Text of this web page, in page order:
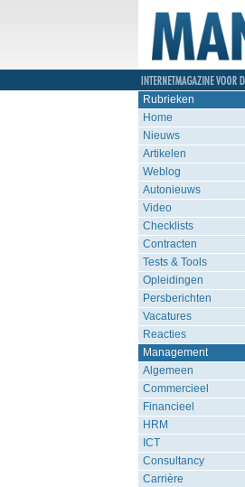
Rubrieken
Home
Nieuws
Artikelen
Weblog
Autonieuws
Video
Checklists
Contracten
Tests & Tools
Opleidingen
Persberichten
Vacatures
Reacties
Management
Algemeen
Commercieel
Financieel
HRM
ICT
Consultancy
Carrière